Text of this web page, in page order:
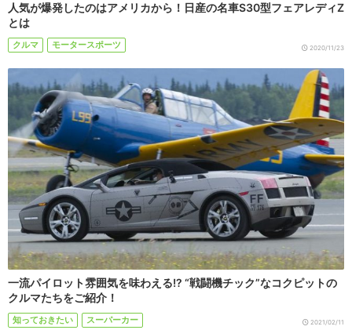
人気が爆発したのはアメリカから！日産の名車S30型フェアレディZ
とは
クルマ モータースポーツ 2020/11/23
一流パイロット雰囲気を味わえる!? “戦闘機チック”なコクピットの
クルマたちをご紹介！
知っておきたい スーパーカー 2021/02/11